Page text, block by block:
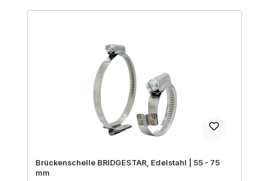
Brückenschelle BRIDGESTAR, Edelstahl | 55 - 75
mm